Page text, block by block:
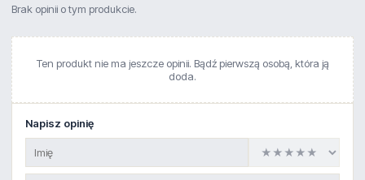
Brak opinii o tym produkcie.
Ten produkt nie ma jeszcze opinii. Bądź pierwszą osobą, która ją
doda.
Napisz opinię